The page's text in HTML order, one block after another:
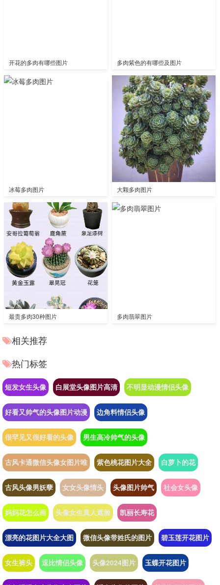
开花的多肉有哪些图片 多肉紫色的有哪些及图片
冰莓多肉图片 大颗多肉图片
最贵多肉30种图片 多肉翡翠图片
相关推荐
热门标签
短发女生头像 白展堂头像图片高清 不明显动漫情侣头像
好看又帅气的头像图片动漫 边角料情侣头像
很罕见又很好看的头像 男生高冷帅气的头像
古风卡通微信头像女图片唯 紫色桃花图片大全 白萝卜的花
古风头像男妖孽 女女头像情头 头像图片帅气 社会女头像
妈妈花怎么画 头像女生真人遮脸 凯丽长寿花
漂亮的花图片大全大图 微信头像带姓氏的图片 碧玉莲开花图片
女生裤头 逗比情侣头像 头像2024图片 玉蝶开花图片